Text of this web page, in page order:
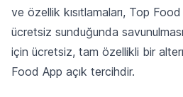
ve özellik kısıtlamaları, Top
ücretsiz sunduğunda
için ücretsiz, tam özellikli bir
Food App açık tercihdir.